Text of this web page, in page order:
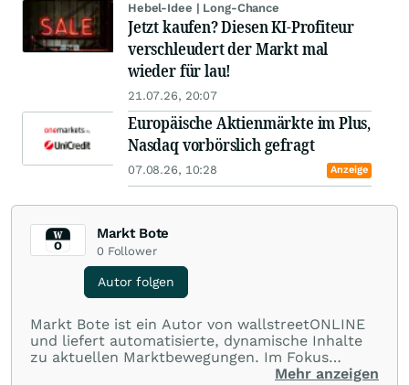
Hebel-Idee | Long-Chance
Jetzt kaufen? Diesen KI-Profiteur
verschleudert der Markt mal
wieder für lau!
21.07.26, 20:07
Europäische Aktienmärkte im Plus,
Nasdaq vorbörslich gefragt
07.08.26, 10:28 Anzeige
Markt Bote
0 Follower
Autor folgen
Markt Bote ist ein Autor von wallstreetONLINE
und liefert automatisierte, dynamische Inhalte
zu aktuellen Marktbewegungen. Im Fokus
stehen Tops und Flops, Branchentrends und
Mehr anzeigen